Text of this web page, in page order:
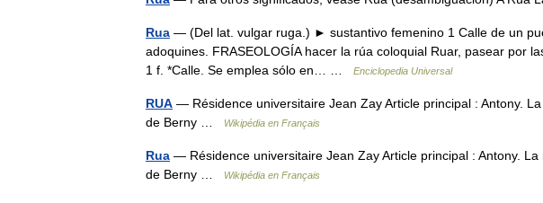
Rua — (Del lat. vulgar ruga.) ► sustantivo femenino 1 Calle de un
adoquines. FRASEOLOGÍA hacer la rúa coloquial Ruar, pasear por
1 f. *Calle. Se emplea sólo en… …
Enciclopedia Universal
RUA — Résidence universitaire Jean Zay Article principal : Antony.
de Berny …
Wikipédia en Français
Rua — Résidence universitaire Jean Zay Article principal : Antony.
de Berny …
Wikipédia en Français